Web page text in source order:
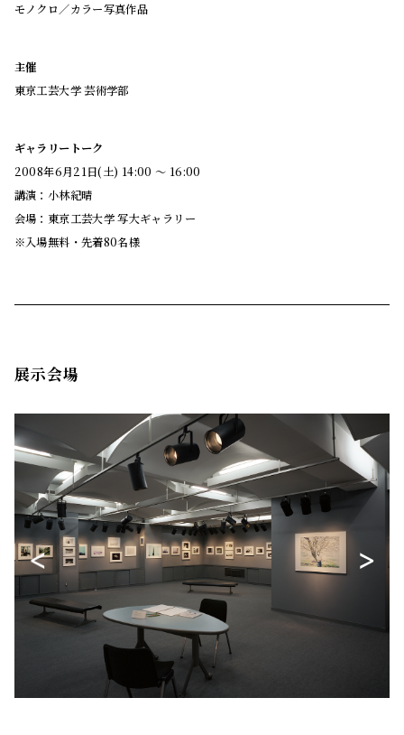
モノクロ／カラー写真作品
主催
東京工芸大学 芸術学部
ギャラリートーク
2008年6月21日(土) 14:00 ～ 16:00
講演：小林紀晴
会場：東京工芸大学 写大ギャラリー
※入場無料・先着80名様
展示会場
< >